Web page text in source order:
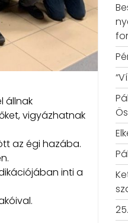
állnak
vigyázhatnak
az égi hazába.
inti a